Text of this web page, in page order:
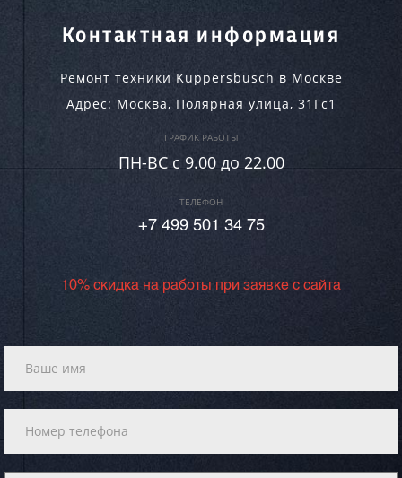
Контактная информация
Ремонт техники Kuppersbusch в Москве
Адрес: Москва, Полярная улица, 31Гс1
ГРАФИК РАБОТЫ
ПН-ВC c 9.00 до 22.00
ТЕЛЕФОН
+7 499 501 34 75
10% скидка на работы при заявке с сайта